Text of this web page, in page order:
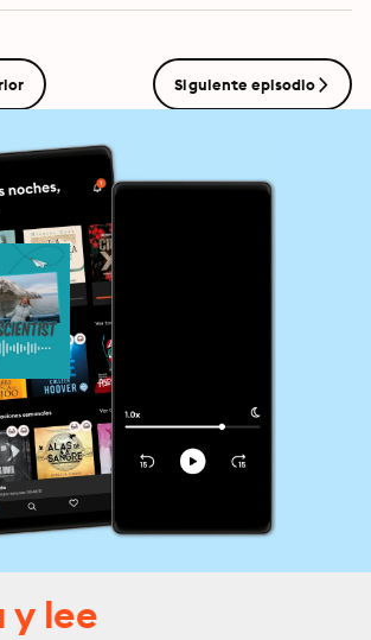
Siguiente episodio
y lee